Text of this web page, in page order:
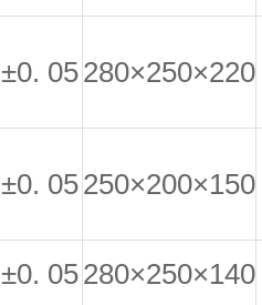
±0. 05280×250×220
±0. 05250×200×150
±0. 05280×250×140